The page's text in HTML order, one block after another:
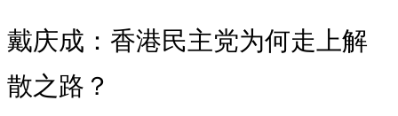
戴庆成：香港民主党为何走上解
散之路？